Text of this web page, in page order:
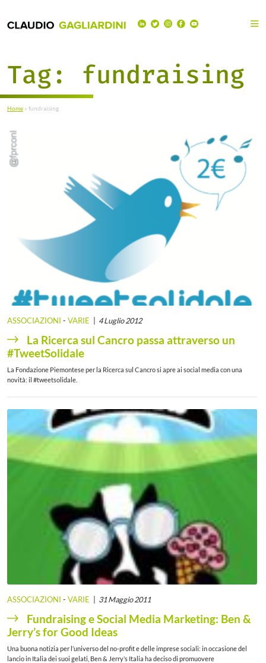
Tag: fundraising
Home » fundraising
ASSOCIAZIONI - VARIE 4 Luglio 2012
La Ricerca sul Cancro passa attraverso un
#TweetSolidale
La Fondazione Piemontese per la Ricerca sul Cancro si apre ai social media con una
novità: il #tweetsolidale.
ASSOCIAZIONI - VARIE 31 Maggio 2011
Fundraising e Social Media Marketing: Ben &
Jerry’s for Good Ideas
Una buona notizia per l’universo del no-profit e delle imprese sociali: in occasione del
lancio in Italia dei suoi gelati, Ben & Jerry’s Italia ha deciso di promuovere